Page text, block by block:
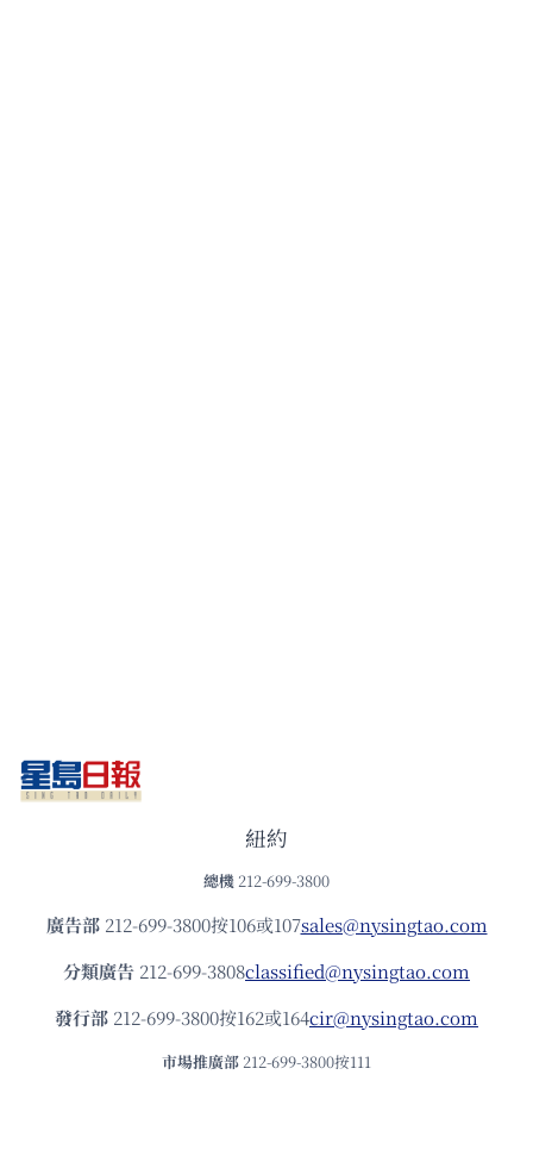
紐約
總機 212-699-3800
廣告部212-699-3800按106或107sales@nysingtao.com
分類廣告 212-699-3808classified@nysingtao.com
發⾏部 212-699-3800按162或164cir@nysingtao.com
市場推廣部 212-699-3800按111